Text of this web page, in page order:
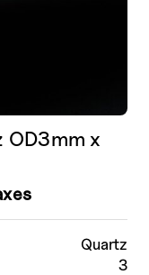
Quartz
3
OD3mm x